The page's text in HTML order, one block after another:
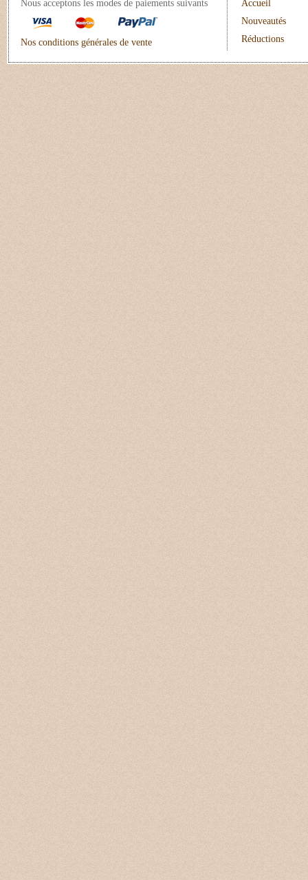
Nous acceptons les modes de paiements suivants
Nos conditions générales de vente
Accueil
Nouveautés
Réductions